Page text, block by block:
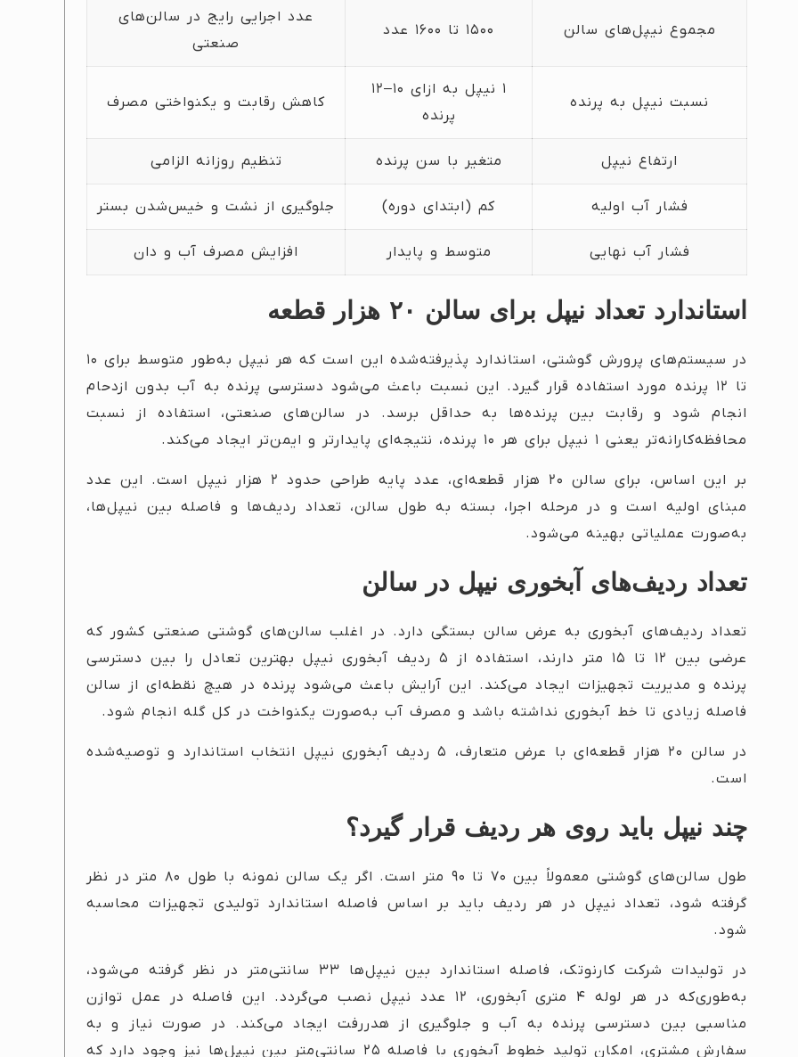
مجموع نیپل‌های سالن ۱۵۰۰ تا ۱۶۰۰ عدد
عدد اجرایی رایج در سالن‌های
صنعتی
نسبت نیپل به پرنده
۱ نیپل به ازای ۱۰–۱۲
پرنده
کاهش رقابت و یکنواختی مصرف
ارتفاع نیپل متغیر با سن پرنده تنظیم روزانه الزامی
فشار آب اولیه کم (ابتدای دوره) جلوگیری از نشت و خیس‌شدن بستر
فشار آب نهایی متوسط و پایدار افزایش مصرف آب و دان
استاندارد تعداد نیپل برای سالن ۲۰ هزار قطعه
در سیستم‌های پرورش گوشتی، استاندارد پذیرفته‌شده این است که هر نیپل به‌طور متوسط برای ۱۰
تا ۱۲ پرنده مورد استفاده قرار گیرد. این نسبت باعث می‌شود دسترسی پرنده به آب بدون ازدحام
انجام شود و رقابت بین پرنده‌ها به حداقل برسد. در سالن‌های صنعتی، استفاده از نسبت
محافظه‌کارانه‌تر یعنی ۱ نیپل برای هر ۱۰ پرنده، نتیجه‌ای پایدارتر و ایمن‌تر ایجاد می‌کند.
بر این اساس، برای سالن ۲۰ هزار قطعه‌ای، عدد پایه طراحی حدود ۲ هزار نیپل است. این عدد
مبنای اولیه است و در مرحله اجرا، بسته به طول سالن، تعداد ردیف‌ها و فاصله بین نیپل‌ها،
به‌صورت عملیاتی بهینه می‌شود.
تعداد ردیف‌های آبخوری نیپل در سالن
تعداد ردیف‌های آبخوری به عرض سالن بستگی دارد. در اغلب سالن‌های گوشتی صنعتی کشور که
عرضی بین ۱۲ تا ۱۵ متر دارند، استفاده از ۵ ردیف آبخوری نیپل بهترین تعادل را بین دسترسی
پرنده و مدیریت تجهیزات ایجاد می‌کند. این آرایش باعث می‌شود پرنده در هیچ نقطه‌ای از سالن
فاصله زیادی تا خط آبخوری نداشته باشد و مصرف آب به‌صورت یکنواخت در کل گله انجام شود.
در سالن ۲۰ هزار قطعه‌ای با عرض متعارف، ۵ ردیف آبخوری نیپل انتخاب استاندارد و توصیه‌شده
است.
چند نیپل باید روی هر ردیف قرار گیرد؟
طول سالن‌های گوشتی معمولاً بین ۷۰ تا ۹۰ متر است. اگر یک سالن نمونه با طول ۸۰ متر در نظر
گرفته شود، تعداد نیپل در هر ردیف باید بر اساس فاصله استاندارد تولیدی تجهیزات محاسبه
شود.
در تولیدات شرکت کارنوتک، فاصله استاندارد بین نیپل‌ها ۳۳ سانتی‌متر در نظر گرفته می‌شود،
به‌طوری‌که در هر لوله ۴ متری آبخوری، ۱۲ عدد نیپل نصب می‌گردد. این فاصله در عمل توازن
مناسبی بین دسترسی پرنده به آب و جلوگیری از هدررفت ایجاد می‌کند. در صورت نیاز و به
سفارش مشتری، امکان تولید خطوط آبخوری با فاصله ۲۵ سانتی‌متر بین نیپل‌ها نیز وجود دارد که